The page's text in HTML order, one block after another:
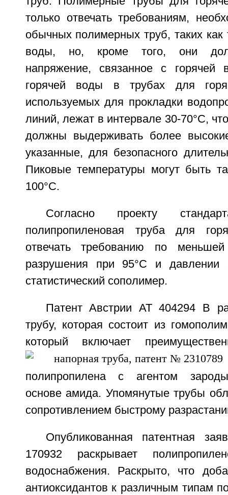
только отвечать требованиям,
обычных полимерных труб, таких
воды, но, кроме того, они
напряжение, связанное с горячей
горячей воды в трубах для
используемых для прокладки
линий, лежат в интервале 30-70°С,
должны выдерживать более
указанные, для безопасного
Пиковые температуры могут быть
100°С.
Согласно проекту
полипропиленовая труба для
отвечать требованию по
разрушения при 95°С и
статистический сополимер.
Патент Австрии АТ 404294 В
трубу, которая состоит из
который включает
полипропилена с агентом
основе амида. Упомянутые трубы
сопротивлением быстрому
Опубликованная патентная
170932 раскрывает
водоснабжения. Раскрыто, что
антиоксидантов к различным типам